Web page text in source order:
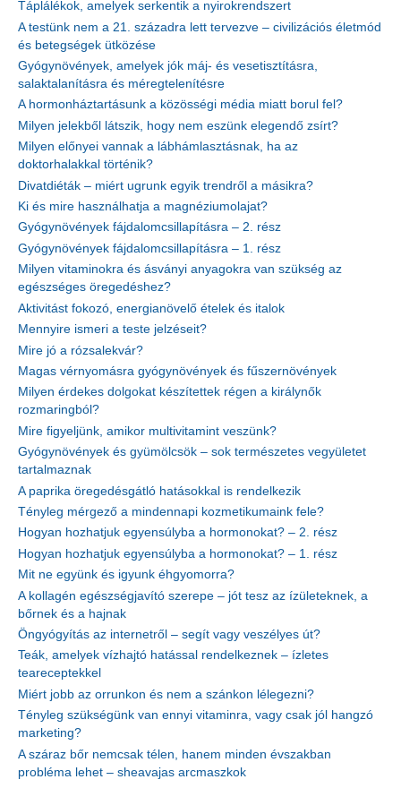
Táplálékok, amelyek serkentik a nyirokrendszert
A testünk nem a 21. századra lett tervezve – civilizációs életmód
és betegségek ütközése
Gyógynövények, amelyek jók máj- és vesetisztításra,
salaktalanításra és méregtelenítésre
A hormonháztartásunk a közösségi média miatt borul fel?
Milyen jelekből látszik, hogy nem eszünk elegendő zsírt?
Milyen előnyei vannak a lábhámlasztásnak, ha az
doktorhalakkal történik?
Divatdiéták – miért ugrunk egyik trendről a másikra?
Ki és mire használhatja a magnéziumolajat?
Gyógynövények fájdalomcsillapításra – 2. rész
Gyógynövények fájdalomcsillapításra – 1. rész
Milyen vitaminokra és ásványi anyagokra van szükség az
egészséges öregedéshez?
Aktivitást fokozó, energianövelő ételek és italok
Mennyire ismeri a teste jelzéseit?
Mire jó a rózsalekvár?
Magas vérnyomásra gyógynövények és fűszernövények
Milyen érdekes dolgokat készítettek régen a királynők
rozmaringból?
Mire figyeljünk, amikor multivitamint veszünk?
Gyógynövények és gyümölcsök – sok természetes vegyületet
tartalmaznak
A paprika öregedésgátló hatásokkal is rendelkezik
Tényleg mérgező a mindennapi kozmetikumaink fele?
Hogyan hozhatjuk egyensúlyba a hormonokat? – 2. rész
Hogyan hozhatjuk egyensúlyba a hormonokat? – 1. rész
Mit ne együnk és igyunk éhgyomorra?
A kollagén egészségjavító szerepe – jót tesz az ízületeknek, a
bőrnek és a hajnak
Öngyógyítás az internetről – segít vagy veszélyes út?
Teák, amelyek vízhajtó hatással rendelkeznek – ízletes
teareceptekkel
Miért jobb az orrunkon és nem a szánkon lélegezni?
Tényleg szükségünk van ennyi vitaminra, vagy csak jól hangzó
marketing?
A száraz bőr nemcsak télen, hanem minden évszakban
probléma lehet – sheavajas arcmaszkok